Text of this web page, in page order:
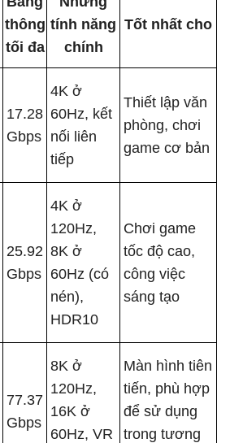
thông
tối đa
tính năng
chính
Tốt nhất cho
17.28
Gbps
4K ở
60Hz, kết
nối liên
tiếp
Thiết lập văn
phòng, chơi
game cơ bản
25.92
Gbps
4K ở
120Hz,
8K ở
60Hz (có
nén),
HDR10
Chơi game
tốc độ cao,
công việc
sáng tạo
77.37
Gbps
8K ở
120Hz,
16K ở
60Hz, VR
Màn hình tiên
tiến, phù hợp
để sử dụng
trong tương